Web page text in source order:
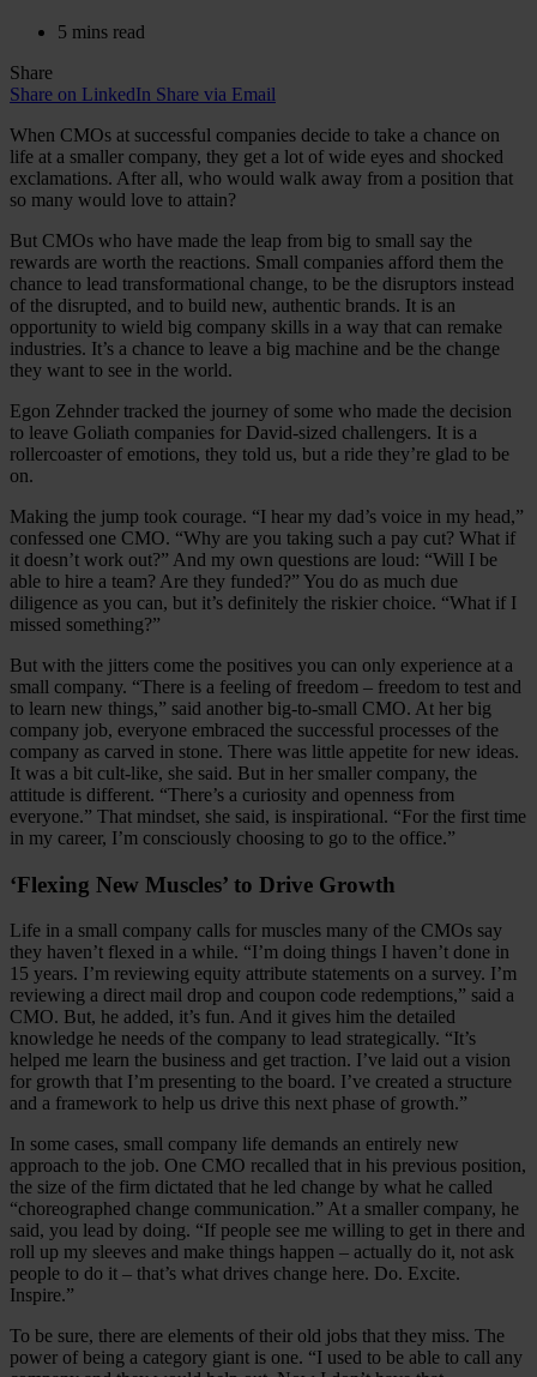
5 mins read
Share
Share on LinkedIn Share via Email
When CMOs at successful companies decide to take a chance on
life at a smaller company, they get a lot of wide eyes and shocked
exclamations. After all, who would walk away from a position that
so many would love to attain?
But CMOs who have made the leap from big to small say the
rewards are worth the reactions. Small companies afford them the
chance to lead transformational change, to be the disruptors instead
of the disrupted, and to build new, authentic brands. It is an
opportunity to wield big company skills in a way that can remake
industries. It’s a chance to leave a big machine and be the change
they want to see in the world.
Egon Zehnder tracked the journey of some who made the decision
to leave Goliath companies for David-sized challengers. It is a
rollercoaster of emotions, they told us, but a ride they’re glad to be
on.
Making the jump took courage. “I hear my dad’s voice in my head,”
confessed one CMO. “Why are you taking such a pay cut? What if
it doesn’t work out?” And my own questions are loud: “Will I be
able to hire a team? Are they funded?” You do as much due
diligence as you can, but it’s definitely the riskier choice. “What if I
missed something?”
But with the jitters come the positives you can only experience at a
small company. “There is a feeling of freedom – freedom to test and
to learn new things,” said another big-to-small CMO. At her big
company job, everyone embraced the successful processes of the
company as carved in stone. There was little appetite for new ideas.
It was a bit cult-like, she said. But in her smaller company, the
attitude is different. “There’s a curiosity and openness from
everyone.” That mindset, she said, is inspirational. “For the first time
in my career, I’m consciously choosing to go to the office.”
‘Flexing New Muscles’ to Drive Growth
Life in a small company calls for muscles many of the CMOs say
they haven’t flexed in a while. “I’m doing things I haven’t done in
15 years. I’m reviewing equity attribute statements on a survey. I’m
reviewing a direct mail drop and coupon code redemptions,” said a
CMO. But, he added, it’s fun. And it gives him the detailed
knowledge he needs of the company to lead strategically. “It’s
helped me learn the business and get traction. I’ve laid out a vision
for growth that I’m presenting to the board. I’ve created a structure
and a framework to help us drive this next phase of growth.”
In some cases, small company life demands an entirely new
approach to the job. One CMO recalled that in his previous position,
the size of the firm dictated that he led change by what he called
“choreographed change communication.” At a smaller company, he
said, you lead by doing. “If people see me willing to get in there and
roll up my sleeves and make things happen – actually do it, not ask
people to do it – that’s what drives change here. Do. Excite.
Inspire.”
To be sure, there are elements of their old jobs that they miss. The
power of being a category giant is one. “I used to be able to call any